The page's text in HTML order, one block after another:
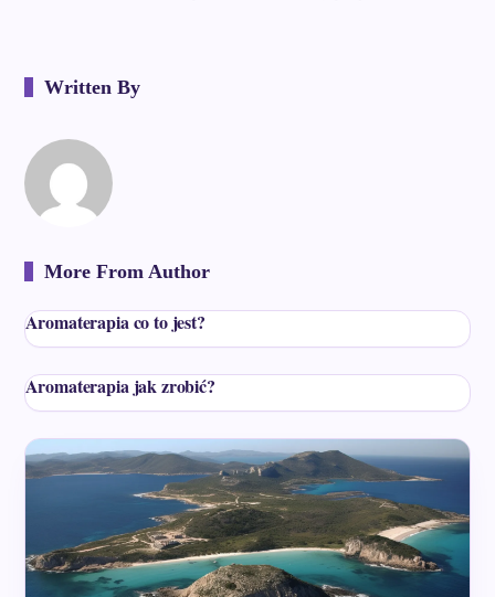
Written By
More From Author
Aromaterapia co to jest?
Aromaterapia jak zrobić?